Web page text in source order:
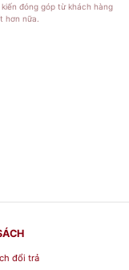
chén in logo
đóng góp từ khách hàng
hơn nữa.
đổi trả